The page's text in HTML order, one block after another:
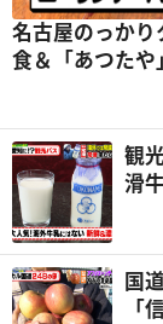
名古屋のっかり
食＆「あつたや
観
滑
＆
激
国
「